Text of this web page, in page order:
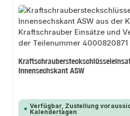
Innensechskant ASW
Verfügbar, Zustellung
Kalendertagen